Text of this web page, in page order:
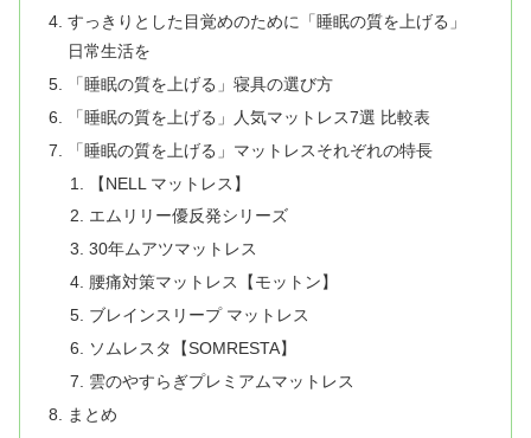
すっきりとした目覚めのために「睡眠の質を上げる」
日常生活を
「睡眠の質を上げる」寝具の選び方
「睡眠の質を上げる」人気マットレス7選 比較表
「睡眠の質を上げる」マットレスそれぞれの特長
【NELL マットレス】
エムリリー優反発シリーズ
30年ムアツマットレス
腰痛対策マットレス【モットン】
ブレインスリープ マットレス
ソムレスタ【SOMRESTA】
雲のやすらぎプレミアムマットレス
まとめ